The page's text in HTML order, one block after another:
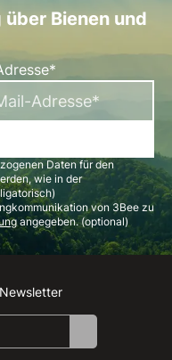
Bienen und
Daten für den
wie in der
von 3Bee zu
angegeben. (optional)